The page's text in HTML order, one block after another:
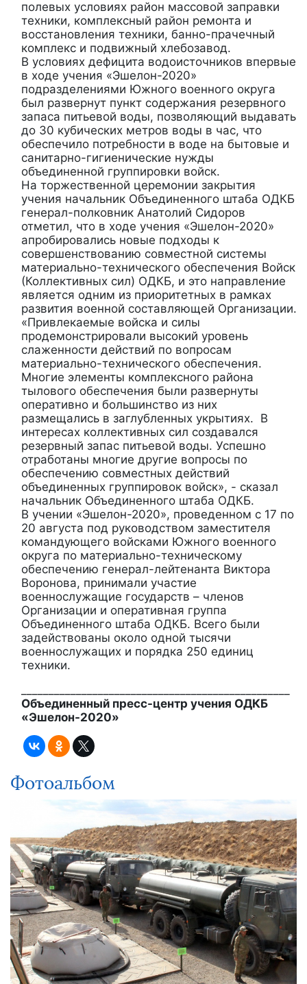
полевых условиях район массовой заправки
техники, комплексный район ремонта и
восстановления техники, банно-прачечный
комплекс и подвижный хлебозавод.
В условиях дефицита водоисточников впервые
в ходе учения «Эшелон-2020»
подразделениями Южного военного округа
был развернут пункт содержания резервного
запаса питьевой воды, позволяющий выдавать
до 30 кубических метров воды в час, что
обеспечило потребности в воде на бытовые и
санитарно-гигиенические нужды
объединенной группировки войск.
На торжественной церемонии закрытия
учения начальник Объединенного штаба ОДКБ
генерал-полковник Анатолий Сидоров
отметил, что в ходе учения «Эшелон-2020»
апробировались новые подходы к
совершенствованию совместной системы
материально-технического обеспечения Войск
(Коллективных сил) ОДКБ, и это направление
является одним из приоритетных в рамках
развития военной составляющей Организации.
«Привлекаемые войска и силы
продемонстрировали высокий уровень
слаженности действий по вопросам
материально-технического обеспечения.
Многие элементы комплексного района
тылового обеспечения были развернуты
оперативно и большинство из них
размещались в заглубленных укрытиях. В
интересах коллективных сил создавался
резервный запас питьевой воды. Успешно
отработаны многие другие вопросы по
обеспечению совместных действий
объединенных группировок войск», - сказал
начальник Объединенного штаба ОДКБ.
В учении «Эшелон-2020», проведенном с 17 по
20 августа под руководством заместителя
командующего войсками Южного военного
округа по материально-техническому
обеспечению генерал-лейтенанта Виктора
Воронова, принимали участие
военнослужащие государств – членов
Организации и оперативная группа
Объединенного штаба ОДКБ. Всего были
задействованы около одной тысячи
военнослужащих и порядка 250 единиц
техники.
Объединенный пресс-центр учения ОДКБ
«Эшелон-2020»
Фотоальбом